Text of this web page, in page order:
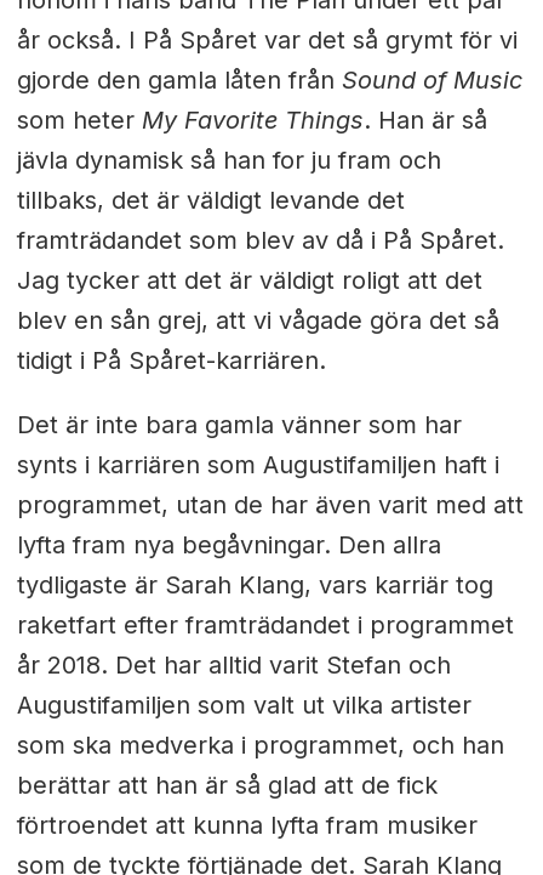
år också. I På Spåret var det så grymt för vi
gjorde den gamla låten från Sound of Music
som heter My Favorite Things. Han är så
jävla dynamisk så han for ju fram och
tillbaks, det är väldigt levande det
framträdandet som blev av då i På Spåret.
Jag tycker att det är väldigt roligt att det
blev en sån grej, att vi vågade göra det så
tidigt i På Spåret-karriären.
Det är inte bara gamla vänner som har
synts i karriären som Augustifamiljen haft i
programmet, utan de har även varit med att
lyfta fram nya begåvningar. Den allra
tydligaste är Sarah Klang, vars karriär tog
raketfart efter framträdandet i programmet
år 2018. Det har alltid varit Stefan och
Augustifamiljen som valt ut vilka artister
som ska medverka i programmet, och han
berättar att han är så glad att de fick
förtroendet att kunna lyfta fram musiker
som de tyckte förtjänade det. Sarah Klang